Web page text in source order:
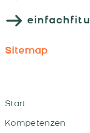
Sitemap
Start
Kompetenzen